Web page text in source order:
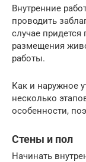
Внутренние
проводить
случае
размещения
работы.
Как и наружное
несколько
особенности,
Стены и пол
Начинать